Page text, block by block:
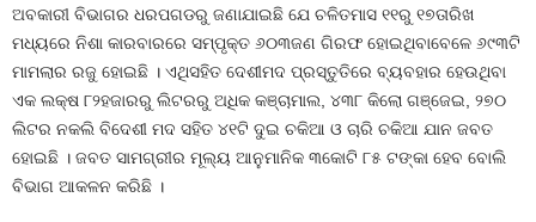
ଅବକାରୀ ବିଭାଗର ଧରପଗଡରୁ ଜଣାଯାଇଛି ଯେ ଚଳିତମାସ ୧୧ରୁ ୧୭ତାରିଖ
ମଧ୍ୟରେ ନିଶା କାରବାରରେ ସମ୍ପୃକ୍ତ ୬୦୩ଜଣ ଗିରଫ ହୋଇଥିବାବେଳେ ୬୯୩ଟି
ମାମଲାର ରଜୁ ହୋଇଛି । ଏଥିସହିତ ଦେଶୀମଦ ପ୍ରସ୍ତୁତିରେ ବ୍ୟବହାର ହେଉଥିବା
ଏକ ଲକ୍ଷ ୮୨ହଜାରରୁ ଲିଟରରୁ ଅଧିକ କଞ୍ଚାମାଲ, ୪୩୮ କିଲୋ ଗଞ୍ଜେଇ, ୨୭୦
ଲିଟର ନକଲି ବିଦେଶୀ ମଦ ସହିତ ୪୧ଟି ଦୁଇ ଚକିଆ ଓ ଚାରି ଚକିଆ ଯାନ ଜବତ
ହୋଇଛି । ଜବତ ସାମଗ୍ରୀର ମୂଲ୍ୟ ଆନୁମାନିକ ୩କୋଟି ୮୫ ଟଙ୍କା ହେବ ବୋଲି
ବିଭାଗ ଆକଳନ କରିଛି ।